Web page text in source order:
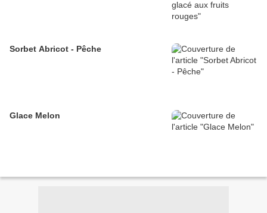
Sorbet Abricot - Pêche
Glace Melon